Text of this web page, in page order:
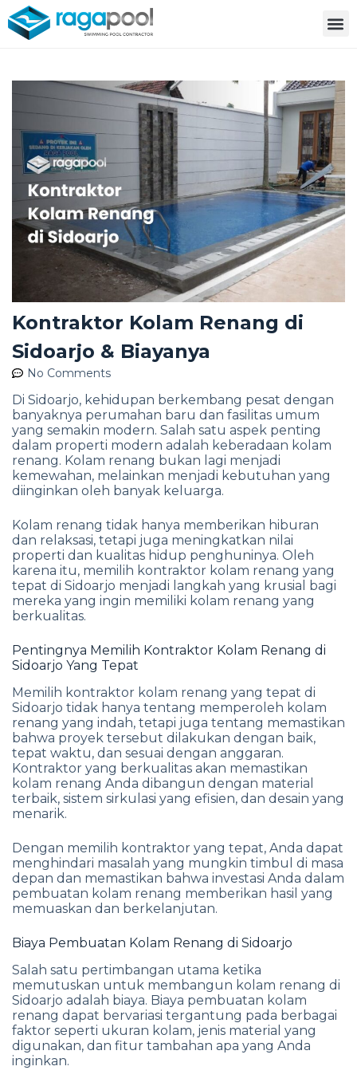
Kontraktor Kolam Renang di
Sidoarjo & Biayanya
No Comments
Di Sidoarjo, kehidupan berkembang pesat dengan
banyaknya perumahan baru dan fasilitas umum
yang semakin modern. Salah satu aspek penting
dalam properti modern adalah keberadaan kolam
renang. Kolam renang bukan lagi menjadi
kemewahan, melainkan menjadi kebutuhan yang
diinginkan oleh banyak keluarga.
Kolam renang tidak hanya memberikan hiburan
dan relaksasi, tetapi juga meningkatkan nilai
properti dan kualitas hidup penghuninya. Oleh
karena itu, memilih kontraktor kolam renang yang
tepat di Sidoarjo menjadi langkah yang krusial bagi
mereka yang ingin memiliki kolam renang yang
berkualitas.
Pentingnya Memilih Kontraktor Kolam Renang di
Sidoarjo Yang Tepat
Memilih kontraktor kolam renang yang tepat di
Sidoarjo tidak hanya tentang memperoleh kolam
renang yang indah, tetapi juga tentang memastikan
bahwa proyek tersebut dilakukan dengan baik,
tepat waktu, dan sesuai dengan anggaran.
Kontraktor yang berkualitas akan memastikan
kolam renang Anda dibangun dengan material
terbaik, sistem sirkulasi yang efisien, dan desain yang
menarik.
Dengan memilih kontraktor yang tepat, Anda dapat
menghindari masalah yang mungkin timbul di masa
depan dan memastikan bahwa investasi Anda dalam
pembuatan kolam renang memberikan hasil yang
memuaskan dan berkelanjutan.
Biaya Pembuatan Kolam Renang di Sidoarjo
Salah satu pertimbangan utama ketika
memutuskan untuk membangun kolam renang di
Sidoarjo adalah biaya. Biaya pembuatan kolam
renang dapat bervariasi tergantung pada berbagai
faktor seperti ukuran kolam, jenis material yang
digunakan, dan fitur tambahan apa yang Anda
inginkan.